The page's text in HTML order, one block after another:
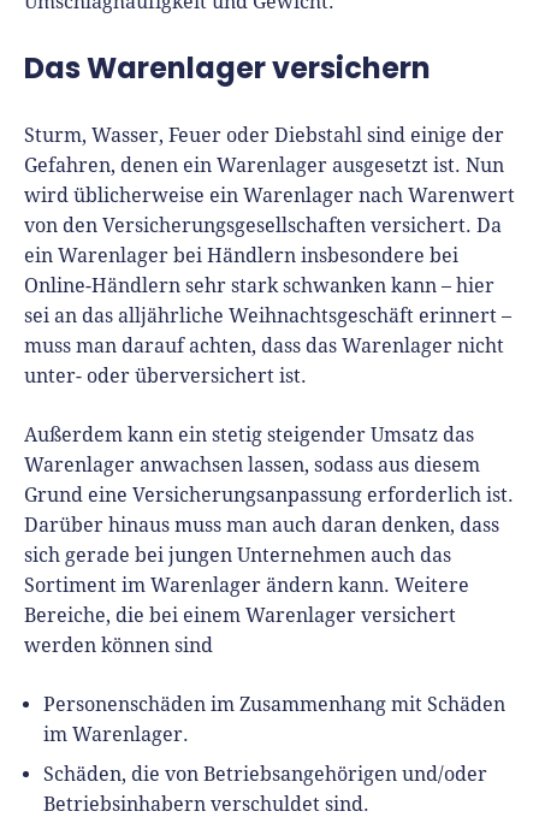
Das Warenlager versichern
Sturm, Wasser, Feuer oder Diebstahl sind einige der
Gefahren, denen ein Warenlager ausgesetzt ist. Nun
wird üblicherweise ein Warenlager nach Warenwert
von den Versicherungsgesellschaften versichert. Da
ein Warenlager bei Händlern insbesondere bei
Online-Händlern sehr stark schwanken kann – hier
sei an das alljährliche Weihnachtsgeschäft erinnert –
muss man darauf achten, dass das Warenlager nicht
unter- oder überversichert ist.
Außerdem kann ein stetig steigender Umsatz das
Warenlager anwachsen lassen, sodass aus diesem
Grund eine Versicherungsanpassung erforderlich ist.
Darüber hinaus muss man auch daran denken, dass
sich gerade bei jungen Unternehmen auch das
Sortiment im Warenlager ändern kann. Weitere
Bereiche, die bei einem Warenlager versichert
werden können sind
Personenschäden im Zusammenhang mit Schäden
im Warenlager.
Schäden, die von Betriebsangehörigen und/oder
Betriebsinhabern verschuldet sind.